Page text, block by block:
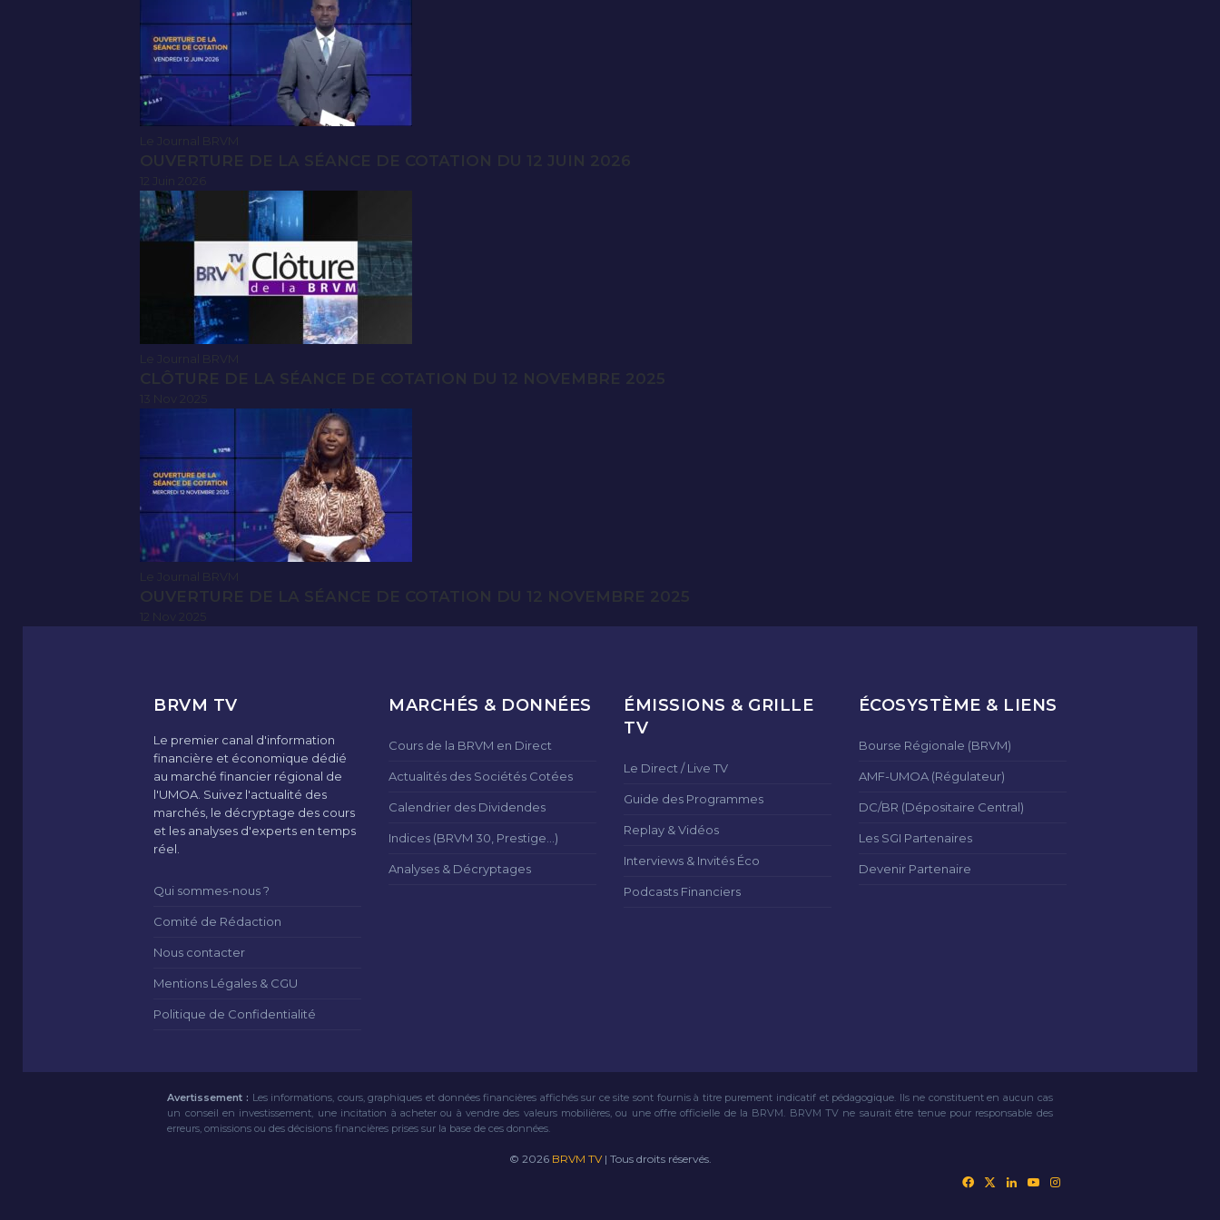
Le Journal BRVM
OUVERTURE DE LA SÉANCE DE COTATION DU 12 JUIN 2026
Le Journal BRVM
CLÔTURE DE LA SÉANCE DE COTATION DU 12 NOVEMBRE 2025
Le Journal BRVM
OUVERTURE DE LA SÉANCE DE COTATION DU 12 NOVEMBRE 2025
BRVM TV
Le premier canal d'information
financière et économique dédié
au marché financier régional de
l'UMOA. Suivez l'actualité des
marchés, le décryptage des cours
et les analyses d'experts en temps
réel.
Qui sommes-nous ?
Comité de Rédaction
Nous contacter
Mentions Légales & CGU
Politique de Confidentialité
MARCHÉS & DONNÉES
Cours de la BRVM en Direct
Actualités des Sociétés Cotées
Calendrier des Dividendes
Indices (BRVM 30, Prestige...)
Analyses & Décryptages
ÉMISSIONS & GRILLE
TV
Le Direct / Live TV
Guide des Programmes
Replay & Vidéos
Interviews & Invités Éco
Podcasts Financiers
ÉCOSYSTÈME & LIENS
Bourse Régionale (BRVM)
AMF-UMOA (Régulateur)
DC/BR (Dépositaire Central)
Les SGI Partenaires
Devenir Partenaire
Avertissement : Les informations, cours, graphiques et données financières affichés sur ce site sont fournis à titre purement indicatif et pédagogique. Ils ne constituent en aucun cas
un conseil en investissement, une incitation à acheter ou à vendre des valeurs mobilières, ou une offre officielle de la BRVM. BRVM TV ne saurait être tenue pour responsable des
erreurs, omissions ou des décisions financières prises sur la base de ces données.
© 2026 BRVM TV| Tous droits réservés.
FacebookLinkedinYouTube